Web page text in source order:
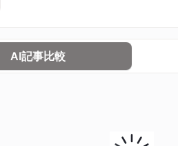
AI記事比較